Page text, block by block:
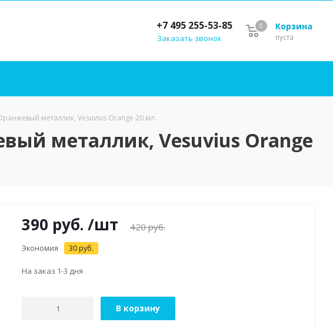
Корзина
пуста
0
+7 495 255-53-85
Заказать звонок
металлик, Vesuvius Orange 20 мл.
металлик, Vesuvius Orange
390 руб. /шт 420руб.
Экономия 30 руб.
На заказ 1-3 дня
В корзину